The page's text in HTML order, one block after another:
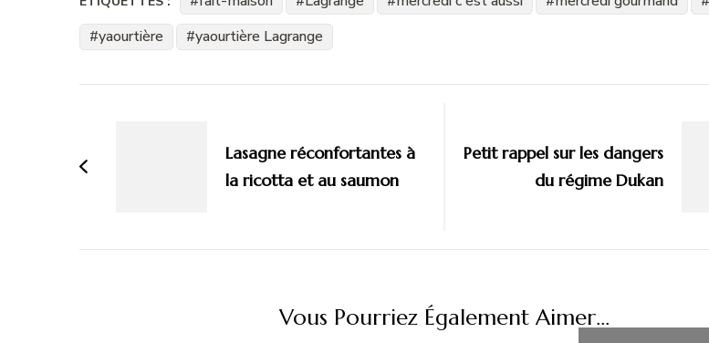
yaourtière
yaourtière Lagrange
Lasagne réconfortantes à
la ricotta et au saumon
Petit rappel sur les dangers
du régime Dukan
Vous Pourriez Également Aimer...